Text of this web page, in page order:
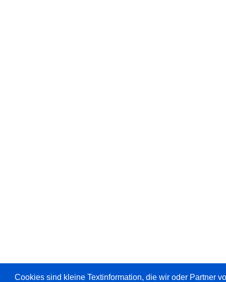
Cookies sind kleine Textinformation, die wir oder Partner